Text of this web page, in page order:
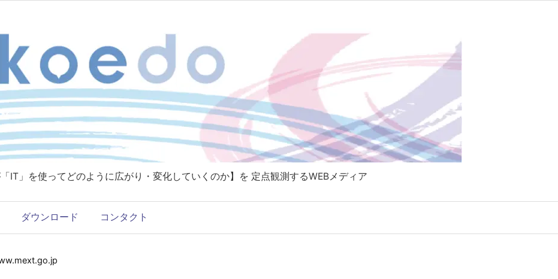
「IT」を使ってどのように広がり・変化していくのか】を 定点観測するWEBメディア
ダウンロード コンタクト